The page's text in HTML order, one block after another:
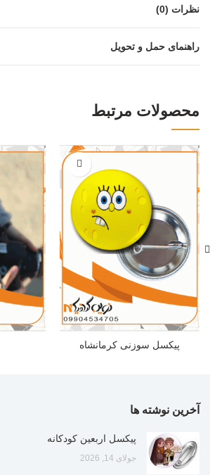
نظرات (0)
راهنمای حمل و تحویل
محصولات مرتبط
پیکسل سوزنی کرمانشاه
آخرین نوشته ها
پیکسل اربعین کودکانه
جولای 14, 2026